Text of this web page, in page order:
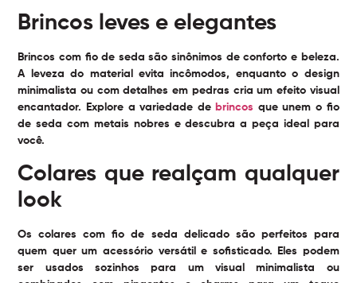
Brincos leves e elegantes
Brincos com fio de seda são sinônimos de conforto e beleza.
A leveza do material evita incômodos, enquanto o design
minimalista ou com detalhes em pedras cria um efeito visual
encantador. Explore a variedade de brincos que unem o fio
de seda com metais nobres e descubra a peça ideal para
você.
Colares que realçam qualquer
look
Os colares com fio de seda delicado são perfeitos para
quem quer um acessório versátil e sofisticado. Eles podem
ser usados sozinhos para um visual minimalista ou